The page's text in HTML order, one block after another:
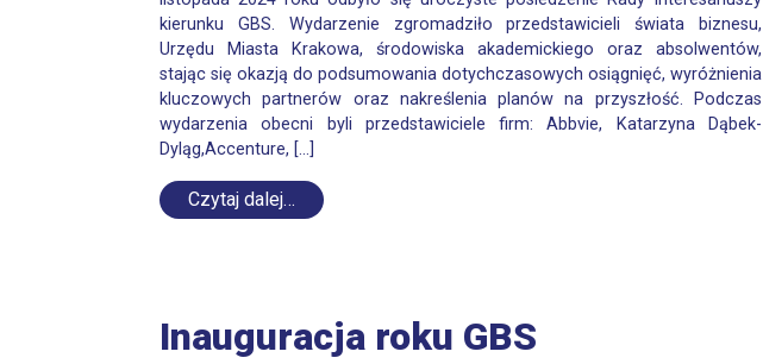
kierunku GBS. Wydarzenie zgromadziło przedstawicieli świata biznesu,
Urzędu Miasta Krakowa, środowiska akademickiego oraz absolwentów,
stając się okazją do podsumowania dotychczasowych osiągnięć, wyróżnienia
kluczowych partnerów oraz nakreślenia planów na przyszłość. Podczas
wydarzenia obecni byli przedstawiciele firm: Abbvie, Katarzyna Dąbek-
Dyląg,Accenture, […]
Czytaj dalej…
Inauguracja roku GBS